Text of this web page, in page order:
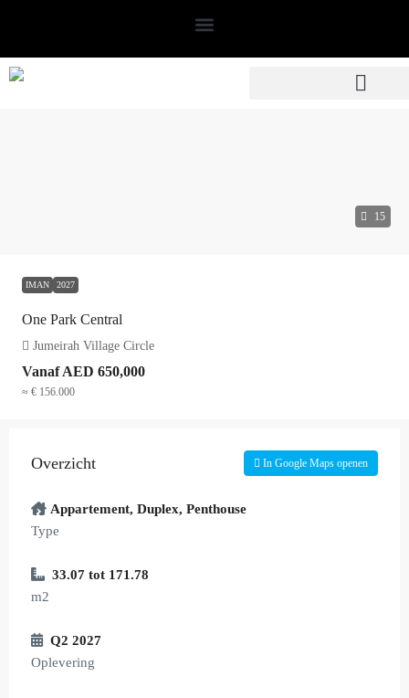
15
IMAN 2027
One Park Central
Jumeirah Village Circle
VanafAED 650,000
≈ € 156.000
Overzicht In Google Maps openen
Appartement, Duplex, Penthouse
Type
33.07 tot 171.78
m2
Q2 2027
Oplevering